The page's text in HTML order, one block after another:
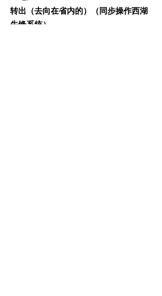
转出（去向在省内的）（同步操作西湖
先锋系统）